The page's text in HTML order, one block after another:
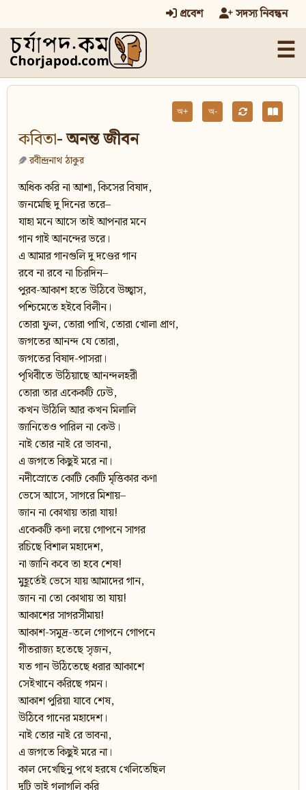
প্রবেশ সদস্য নিবন্ধন
☰
অ+ অ-
কবিতা- অনন্ত জীবন
রবীন্দ্রনাথ ঠাকুর
অধিক করি না আশা, কিসের বিষাদ,
জনমেছি দু দিনের তরে–
যাহা মনে আসে তাই আপনার মনে
গান গাই আনন্দের ভরে।
এ আমার গানগুলি দু দণ্ডের গান
রবে না রবে না চিরদিন–
পুরব-আকাশ হতে উঠিবে উচ্ছ্বাস,
পশ্চিমেতে হইবে বিলীন।
তোরা ফুল, তোরা পাখি, তোরা খোলা প্রাণ,
জগতের আনন্দ যে তোরা,
জগতের বিষাদ-পাসরা।
পৃথিবীতে উঠিয়াছে আনন্দলহরী
তোরা তার একেকটি ঢেউ,
কখন উঠিলি আর কখন মিলালি
জানিতেও পারিল না কেউ।
নাই তোর নাই রে ভাবনা,
এ জগতে কিছুই মরে না।
নদীস্রোতে কোটি কোটি মৃত্তিকার কণা
ভেসে আসে, সাগরে মিশায়–
জান না কোথায় তারা যায়!
একেকটি কণা লয়ে গোপনে সাগর
রচিছে বিশাল মহাদেশ,
না জানি কবে তা হবে শেষ!
মুহূর্তেই ভেসে যায় আমাদের গান,
জান না তো কোথায় তা যায়!
আকাশের সাগরসীমায়!
আকাশ-সমুদ্র-তলে গোপনে গোপনে
গীতরাজ্য হতেছে সৃজন,
যত গান উঠিতেছে ধরার আকাশে
সেইখানে করিছে গমন।
আকাশ পুরিয়া যাবে শেষ,
উঠিবে গানের মহাদেশ।
নাই তোর নাই রে ভাবনা,
এ জগতে কিছুই মরে না।
কাল দেখেছিনু পথে হরষে খেলিতেছিল